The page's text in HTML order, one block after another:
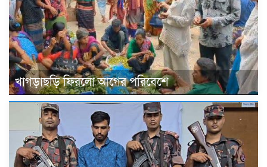
খাগড়াছড়ি ফিরলো আগের পরিবেশে